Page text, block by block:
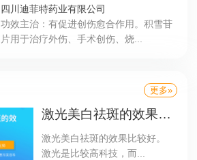
四川迪菲特药业有限公司
功效主治：有促进创伤愈合作用。积雪苷
片用于治疗外伤、手术创伤、烧...
更多»
激光美白祛斑的效果怎么样
激光美白祛斑的效果比较好。
激光是比较高科技，而...